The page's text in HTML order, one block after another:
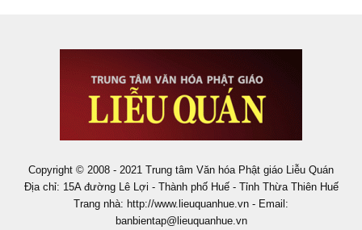
Copyright © 2008 - 2021 Trung tâm Văn hóa Phật giáo Liễu Quán
Địa chỉ: 15A đường Lê Lợi - Thành phố Huế - Tỉnh Thừa Thiên Huế
Trang nhà: http://www.lieuquanhue.vn - Email:
banbientap@lieuquanhue.vn